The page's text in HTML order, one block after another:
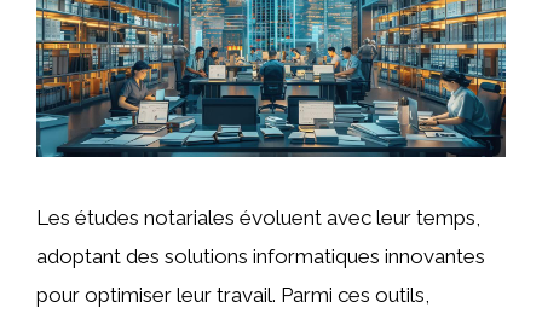
Les études notariales évoluent avec leur temps,
adoptant des solutions informatiques innovantes
pour optimiser leur travail. Parmi ces outils,